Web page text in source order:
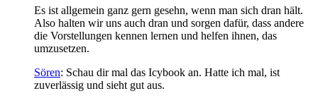
Es ist allgemein ganz gern gesehn, wenn man sich dran hält.
Also halten wir uns auch dran und sorgen dafür, dass andere
die Vorstellungen kennen lernen und helfen ihnen, das
umzusetzen.
Sören: Schau dir mal das Icybook an. Hatte ich mal, ist
zuverlässig und sieht gut aus.